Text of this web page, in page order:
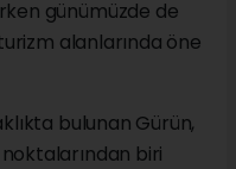
günümüzde de
alanlarında öne
bulunan Gürün,
biri